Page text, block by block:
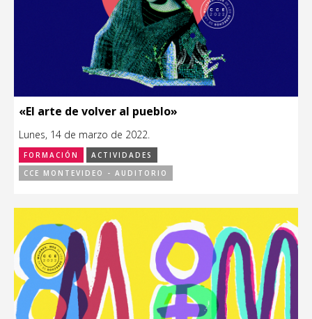
«El arte de volver al pueblo»
Lunes, 14 de marzo de 2022.
FORMACIÓN
ACTIVIDADES
CCE MONTEVIDEO - AUDITORIO